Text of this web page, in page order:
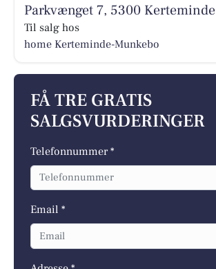
Parkvænget 7, 5300 Kerteminde
Til salg hos
home Kerteminde-Munkebo
FÅ TRE GRATIS
SALGSVURDERINGER
Telefonnummer *
Email *